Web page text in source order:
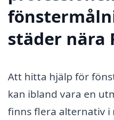
städer nära
Att hitta hjälp för
kan ibland vara en
finns flera alternativ